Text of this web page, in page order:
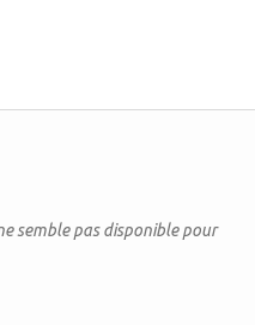
semble pas disponible pour